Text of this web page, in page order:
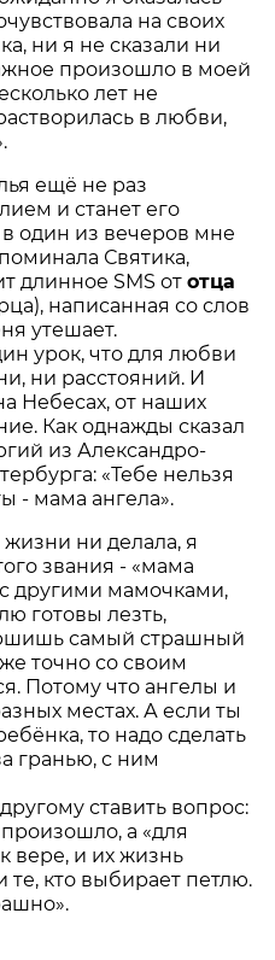
на своих
ни я не сказали ни
произошло в моей
лет не
в любви,
ещё не раз
и станет его
один из вечеров мне
Святика,
длинное SMS ототца
написанная со слов
утешает.
урок, что для любви
ни расстояний. И
Небесах, от наших
Как однажды сказал
из Александро-
«Тебе нельзя
- мама ангела».
жизни ни делала, я
звания - «мама
другими мамочками,
готовы лезть,
самый страшный
точно со своим
Потому что ангелы и
местах. А если ты
то надо сделать
гранью, с ним
ставить вопрос:
а «для
вере, и их жизнь
те, кто выбирает петлю.